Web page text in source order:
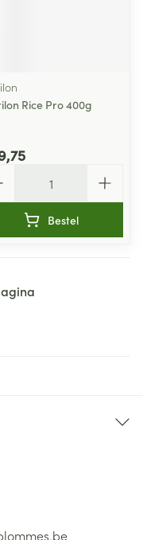
Rice Pro 400g
Bestel
pagina